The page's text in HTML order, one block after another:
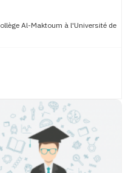
Al-Maktoum à l'Université de